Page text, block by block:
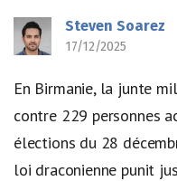
Steven Soarez
17/12/2025
En Birmanie, la junte
contre 229 personnes
élections du 28
loi draconienne punit